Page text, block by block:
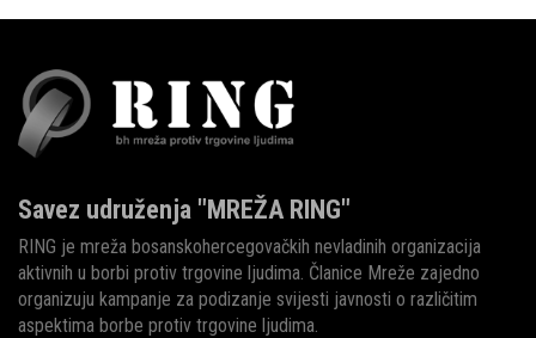
Savez udruženja "MREŽA RING"
RING je mreža bosanskohercegovačkih nevladinih organizacija
aktivnih u borbi protiv trgovine ljudima. Članice Mreže zajedno
organizuju kampanje za podizanje svijesti javnosti o različitim
aspektima borbe protiv trgovine ljudima.